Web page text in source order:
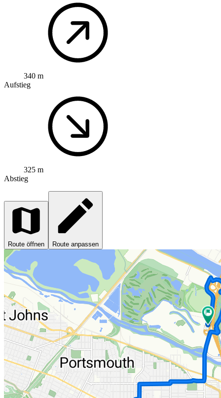
340 m
Aufstieg
325 m
Abstieg
Route öffnen Route anpassen